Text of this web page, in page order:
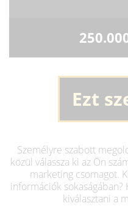
Ezt
Személyre szabott
közül válassza ki az Ön
marketing csomagot.
információk
kiválasztani a